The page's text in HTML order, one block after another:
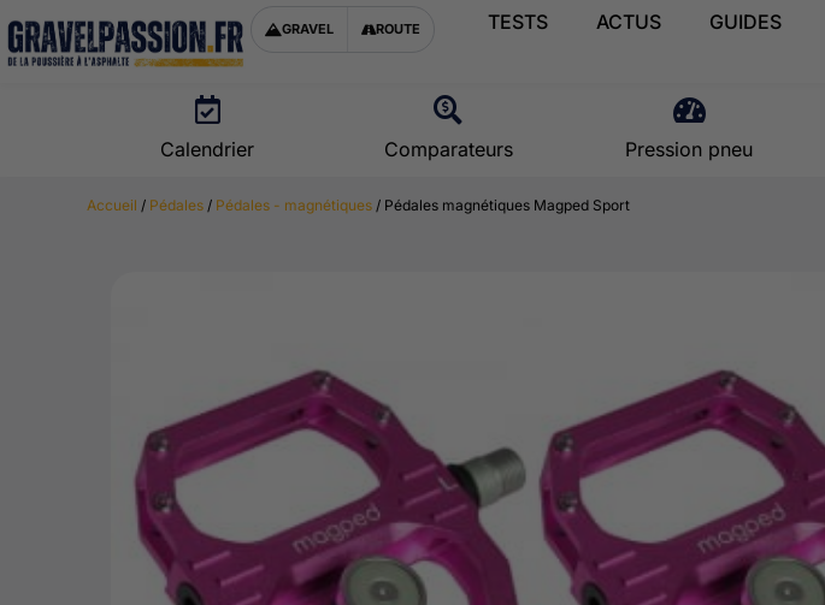
GRAVEL ROUTE TESTS ACTUS GUIDES
Calendrier Comparateurs Pression pneu
Accueil / Pédales / Pédales - magnétiques / Pédales magnétiques Magped Sport